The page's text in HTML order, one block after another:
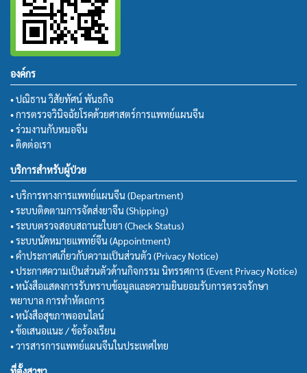
องค์กร
• ปณิธาน วิสัยทัศน์ พันธกิจ
• การตรวจวินิจฉัยโรคด้วยศาสตร์การแพทย์แผนจีน
• ร่วมงานกับหมอจีน
• ติดต่อเรา
บริการสำหรับผู้ป่วย
• บริการทางการแพทย์แผนจีน (Department)
• ระบบติดตามการจัดส่งยาจีน (Shipping)
• ระบบตรวจสอบสถานะใบยา (Check Status)
• ระบบนัดหมายแพทย์จีน (Appointment)
• คำประกาศเกี่ยวกับความเป็นส่วนตัว (Privacy Notice)
• ประกาศความเป็นส่วนตัวด้านกิจกรรม นิทรรศการ (Event Privacy Notice)
• หนังสือแสดงการรับทราบข้อมูลและความยินยอมรับการตรวจรักษา
พยาบาล การทำหัตถการ
• หนังสือสุขภาพออนไลน์
• ข้อเสนอแนะ / ข้อร้องเรียน
• วารสารการแพทย์แผนจีนในประเทศไทย